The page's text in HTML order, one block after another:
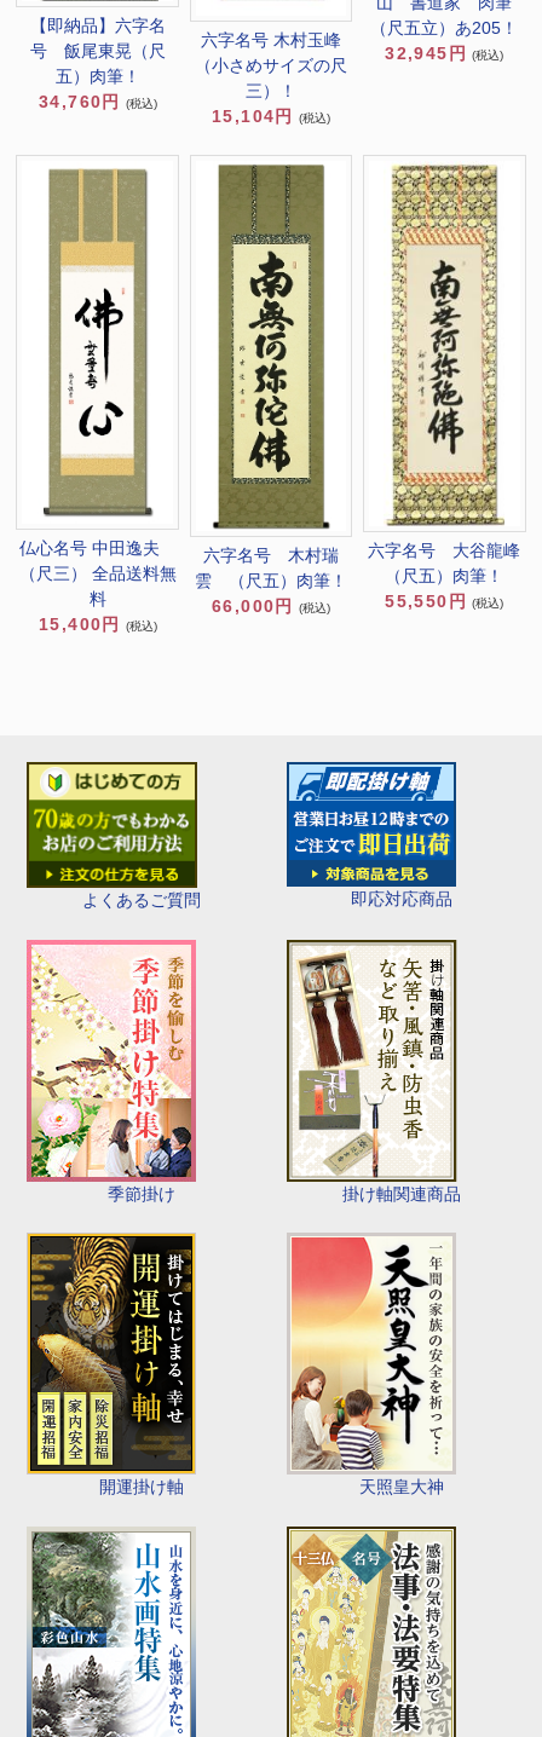
よくあるご質問 即応対応商品
季節掛け 掛け軸関連商品
開運掛け軸 天照皇大神
【即納品】六字名
号 飯尾東晃（尺
五）肉筆！
34,760円
(税込)
六字名号 木村玉峰
（小さめサイズの尺
三）！
15,104円
(税込)
（尺五立）あ205！
32,945円
(税込)
仏心名号 中田逸夫
（尺三） 全品送料無
料
15,400円
(税込)
六字名号 木村瑞
雲 （尺五）肉筆！
66,000円
(税込)
六字名号 大谷龍峰
（尺五）肉筆！
55,550円
(税込)